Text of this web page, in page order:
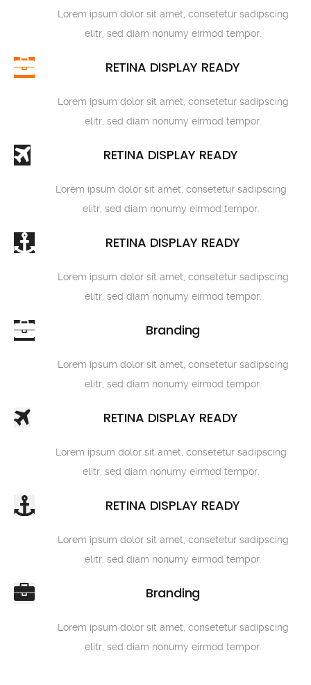
Lorem ipsum dolor sit amet, consetetur sadipscing
elitr, sed diam nonumy eirmod tempor.
RETINA DISPLAY READY
Lorem ipsum dolor sit amet, consetetur sadipscing
elitr, sed diam nonumy eirmod tempor.
RETINA DISPLAY READY
Lorem ipsum dolor sit amet, consetetur sadipscing
elitr, sed diam nonumy eirmod tempor.
RETINA DISPLAY READY
Lorem ipsum dolor sit amet, consetetur sadipscing
elitr, sed diam nonumy eirmod tempor.
Branding
Lorem ipsum dolor sit amet, consetetur sadipscing
elitr, sed diam nonumy eirmod tempor.
RETINA DISPLAY READY
Lorem ipsum dolor sit amet, consetetur sadipscing
elitr, sed diam nonumy eirmod tempor.
RETINA DISPLAY READY
Lorem ipsum dolor sit amet, consetetur sadipscing
elitr, sed diam nonumy eirmod tempor.
Branding
Lorem ipsum dolor sit amet, consetetur sadipscing
elitr, sed diam nonumy eirmod tempor.